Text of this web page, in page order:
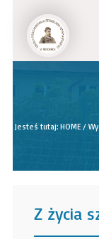
Jesteś tutaj:HOME /
Z życia
______